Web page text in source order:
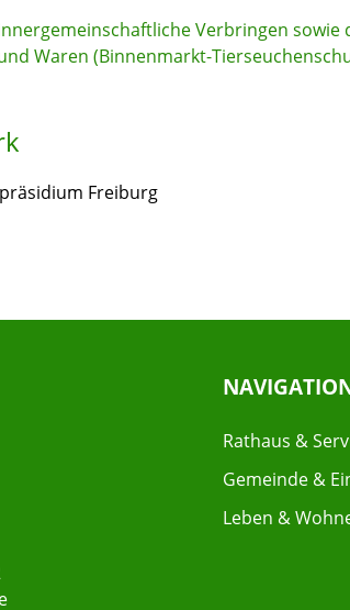
Verbringen sowie
Waren (Binnenmarkt-
Freiburg
Rathaus &
Gemeinde &
Leben &